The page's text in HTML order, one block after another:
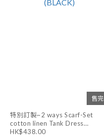
售完
特別訂製~2 ways Scarf-Set
cotton linen Tank Dress
(BLACK)
HK$438.00